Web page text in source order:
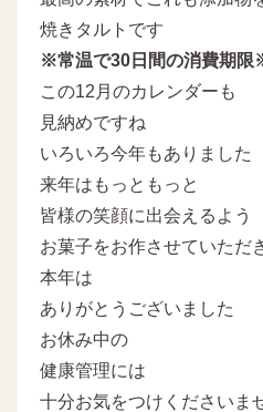
焼きタルトです
※常温で30日間の消費期
この12月のカレンダーも
見納めですね
いろいろ今年もありました
来年はもっともっと
皆様の笑顔に出会えるよう
お菓子をお作させていただ
本年は
ありがとうございました
お休み中の
健康管理には
十分お気をつけくださいま